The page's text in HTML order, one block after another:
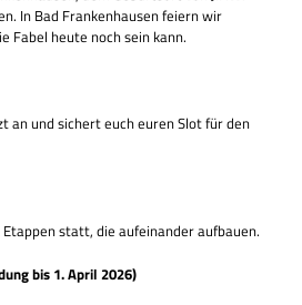
In Bad Fran­ken­hau­sen fei­ern wir
Fabel heute noch sein kann.
an und sichert euch euren Slot für den
statt, die auf­ein­an­der aufbauen.
bis 1. April 2026)